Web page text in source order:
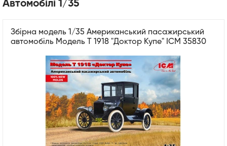
Автомобілі 1/35
Збірна модель 1/35 Американський пасажирський
автомобіль Модель T 1918 "Доктор Купе" ICM 35830